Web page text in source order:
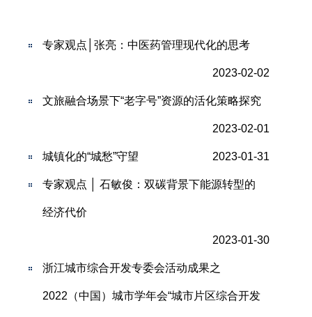
专家观点│张亮：中医药管理现代化的思考
2023-02-02
文旅融合场景下“老字号”资源的活化策略探究
2023-02-01
城镇化的“城愁”守望 2023-01-31
专家观点 │ 石敏俊：双碳背景下能源转型的
经济代价
2023-01-30
浙江城市综合开发专委会活动成果之
2022（中国）城市学年会“城市片区综合开发